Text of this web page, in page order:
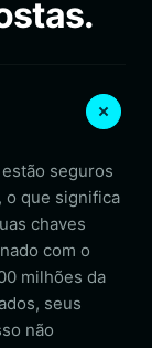
seguros
o que significa
chaves
com o
milhões da
seus
não